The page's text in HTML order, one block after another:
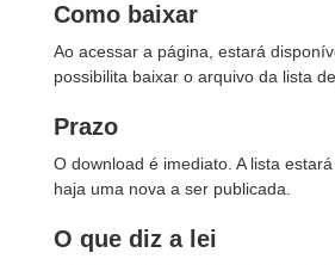
Como baixar
Ao acessar a página, estará
possibilita baixar o arquivo da lista
Prazo
O download é imediato. A lista
haja uma nova a ser publicada.
O que diz a lei